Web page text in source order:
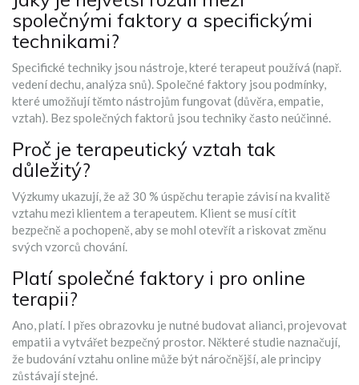
společnými faktory a specifickými
technikami?
Specifické techniky jsou nástroje, které terapeut používá (např.
vedení dechu, analýza snů). Společné faktory jsou podmínky,
které umožňují těmto nástrojům fungovat (důvěra, empatie,
vztah). Bez společných faktorů jsou techniky často neúčinné.
Proč je terapeutický vztah tak
důležitý?
Výzkumy ukazují, že až 30 % úspěchu terapie závisí na kvalitě
vztahu mezi klientem a terapeutem. Klient se musí cítit
bezpečně a pochopeně, aby se mohl otevřít a riskovat změnu
svých vzorců chování.
Platí společné faktory i pro online
terapii?
Ano, platí. I přes obrazovku je nutné budovat alianci, projevovat
empatii a vytvářet bezpečný prostor. Některé studie naznačují,
že budování vztahu online může být náročnější, ale principy
zůstávají stejné.